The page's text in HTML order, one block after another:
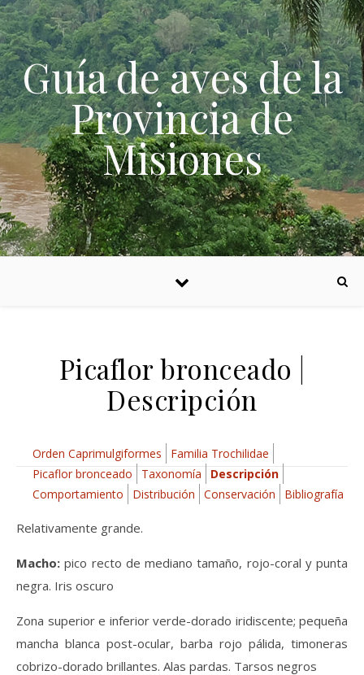
Skip to content
Guía de aves de la
Provincia de
Misiones
Picaflor bronceado |
Descripción
Orden Caprimulgiformes
Familia Trochilidae
Picaflor bronceado
Taxonomía
Descripción
Comportamiento
Distribución Conservación Bibliografía
Relativamente grande.
Macho: pico recto de mediano tamaño, rojo-coral y punta
negra. Iris oscuro
Zona superior e inferior verde-dorado iridiscente; pequeña
mancha blanca post-ocular, barba rojo pálida, timoneras
cobrizo-dorado brillantes. Alas pardas. Tarsos negros